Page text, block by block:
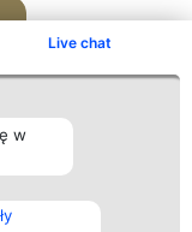
Live chat
w
Kontakt
Kontakt